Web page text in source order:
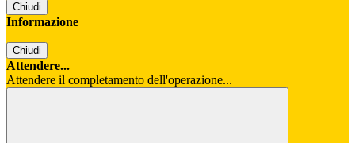
Chiudi
Informazione
Chiudi
Attendere...
Attendere il completamento dell'operazione...